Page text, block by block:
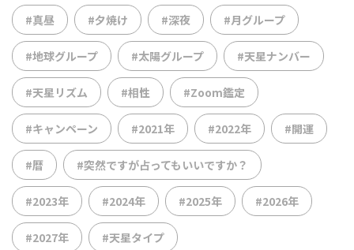
#真昼 #夕焼け #深夜 #月グループ
#地球グループ #太陽グループ #天星ナンバー
#天星リズム #相性 #Zoom鑑定
#キャンペーン #2021年 #2022年 #開運
#暦 #突然ですが占ってもいいですか？
#2023年 #2024年 #2025年 #2026年
#2027年 #天星タイプ